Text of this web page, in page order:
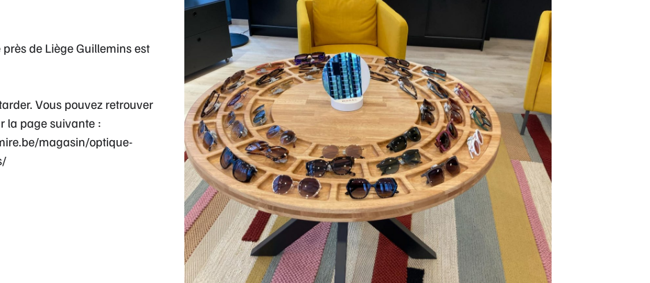
de Liège Guillemins est
Vous pouvez retrouver
la page suivante :
magasin/optique-